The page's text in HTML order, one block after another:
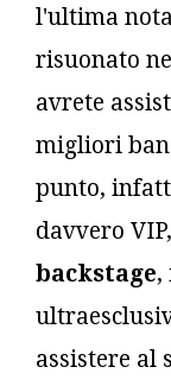
l'ultima
risuonato
avrete
migliori
punto,
davvero
backstage,
assistere al